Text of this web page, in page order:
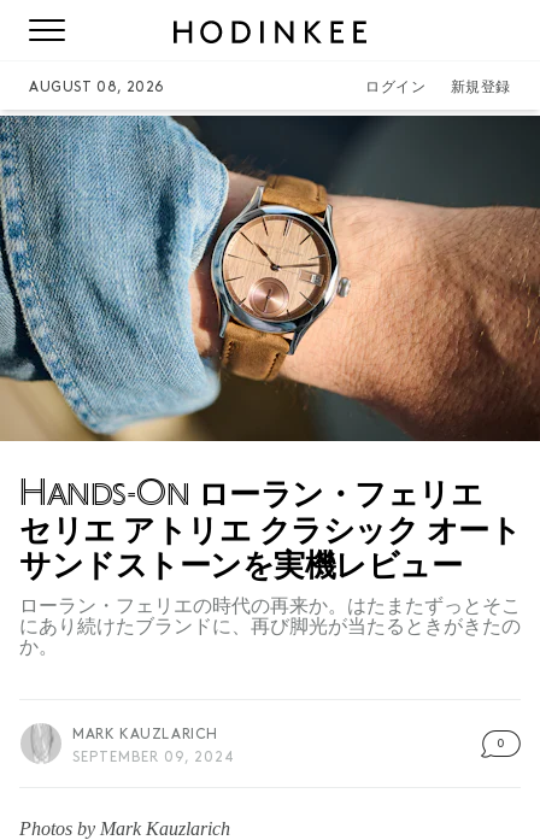
AUGUST 08, 2026 ログイン 新規登録
Hands-On ローラン・フェリエ
セリエ アトリエ クラシック オート
サンドストーンを実機レビュー
ローラン・フェリエの時代の再来か。はたまたずっとそこ
にあり続けたブランドに、再び脚光が当たるときがきたの
か。
MARK KAUZLARICH
SEPTEMBER 09, 2024
0
Photos by Mark Kauzlarich